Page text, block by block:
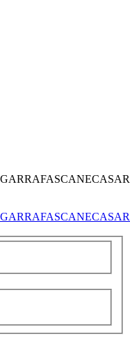
GARRAFASCANECASAR
GARRAFASCANECASAR